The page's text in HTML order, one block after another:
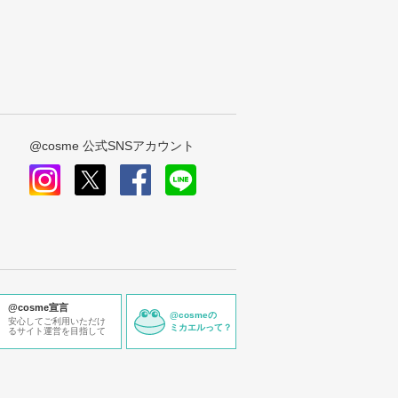
@cosme 公式SNSアカウント
@cosme宣言
安心してご利用いただけ
るサイト運営を目指して
@cosmeの
ミカエルって？